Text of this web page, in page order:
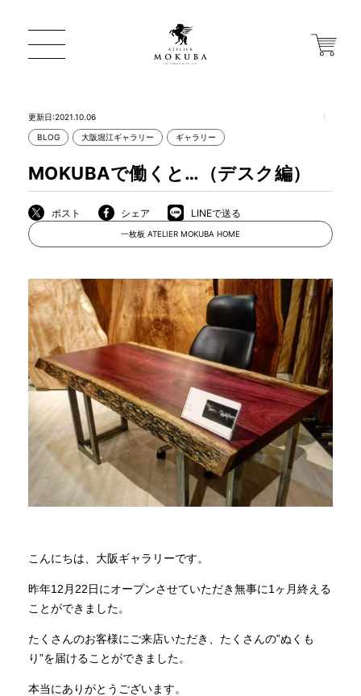
店舗から探す
MOKUBA について
商品情報
直営店
イベント
全商品一覧
新入荷情報
更新日:2021.10.06
BLOG 大阪堀江ギャラリー ギャラリー
MOKUBAで働くと…（デスク編）
ポスト シェア LINEで送る
一枚板 ATELIER MOKUBA HOME
こんにちは、大阪ギャラリーです。
昨年12月22日にオープンさせていただき無事に1ヶ月終える
ことができました。
たくさんのお客様にご来店いただき、たくさんの‟ぬくも
り”を届けることができました。
本当にありがとうございます。